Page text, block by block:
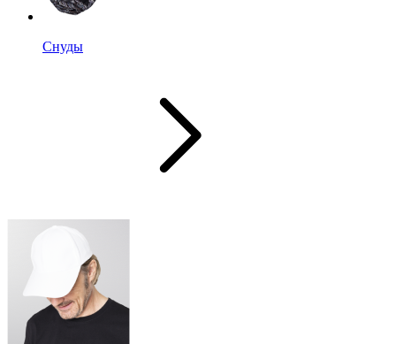
Снуды